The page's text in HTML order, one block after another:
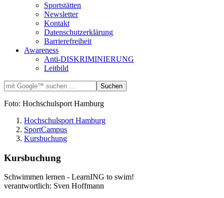
Sportstätten
Newsletter
Kontakt
Datenschutzerklärung
Barrierefreiheit
Awareness
Anti-DISKRIMINIERUNG
Leitbild
Foto: Hochschulsport Hamburg
Hochschulsport Hamburg
SportCampus
Kursbuchung
Kursbuchung
Schwimmen lernen - LearnING to swim!
verantwortlich: Sven Hoffmann